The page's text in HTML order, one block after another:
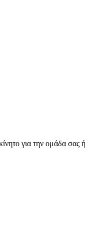
για την ομάδα